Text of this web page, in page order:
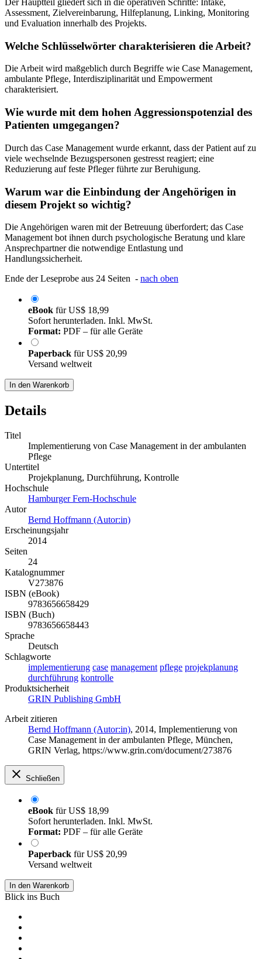
Der Hauptteil gliedert sich in die operativen Schritte: Intake,
Assessment, Zielvereinbarung, Hilfeplanung, Linking, Monitoring
und Evaluation innerhalb des Projekts.
Welche Schlüsselwörter charakterisieren die Arbeit?
Die Arbeit wird maßgeblich durch Begriffe wie Case Management,
ambulante Pflege, Interdisziplinarität und Empowerment
charakterisiert.
Wie wurde mit dem hohen Aggressionspotenzial des
Patienten umgegangen?
Durch das Case Management wurde erkannt, dass der Patient auf zu
viele wechselnde Bezugspersonen gestresst reagiert; eine
Reduzierung auf feste Pfleger führte zur Beruhigung.
Warum war die Einbindung der Angehörigen in
diesem Projekt so wichtig?
Die Angehörigen waren mit der Betreuung überfordert; das Case
Management bot ihnen durch psychologische Beratung und klare
Ansprechpartner die notwendige Entlastung und
Handlungssicherheit.
Ende der Leseprobe aus 24 Seiten - nach oben
eBook fürUS$ 18,99
Sofort herunterladen. Inkl. MwSt.
Format: PDF – für alle Geräte
Paperback fürUS$ 20,99
Versand weltweit
In den Warenkorb
Details
Titel
Implementierung von Case Management in der ambulanten
Pflege
Untertitel
Projekplanung, Durchführung, Kontrolle
Hochschule
Hamburger Fern-Hochschule
Autor
Bernd Hoffmann (Autor:in)
Erscheinungsjahr
2014
Seiten
24
Katalognummer
V273876
ISBN (eBook)
9783656658429
ISBN (Buch)
9783656658443
Sprache
Deutsch
Schlagworte
implementierung case management pflege projekplanung
durchführung kontrolle
Produktsicherheit
GRIN Publishing GmbH
Arbeit zitieren
Bernd Hoffmann (Autor:in), 2014, Implementierung von
Case Management in der ambulanten Pflege, München,
GRIN Verlag, https://www.grin.com/document/273876
Schließen
eBook fürUS$ 18,99
Sofort herunterladen. Inkl. MwSt.
Format: PDF – für alle Geräte
Paperback fürUS$ 20,99
Versand weltweit
In den Warenkorb
Blick ins Buch